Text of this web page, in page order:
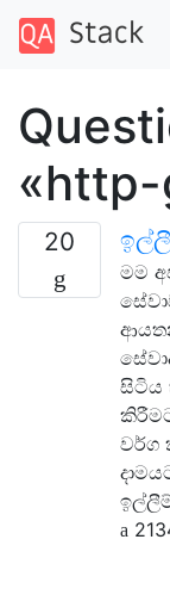
20
මම
සිටිය
වර්ග